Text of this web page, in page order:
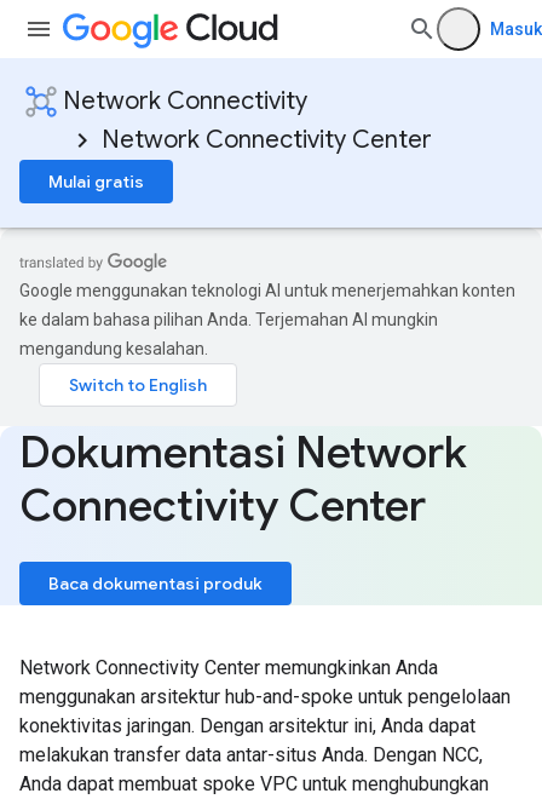
Masuk
Network Connectivity
Network Connectivity Center
Mulai gratis
Google menggunakan teknologi AI untuk menerjemahkan konten
ke dalam bahasa pilihan Anda. Terjemahan AI mungkin
mengandung kesalahan.
Dokumentasi Network
Connectivity Center
Baca dokumentasi produk
Network Connectivity Center memungkinkan Anda
menggunakan arsitektur hub-and-spoke untuk pengelolaan
konektivitas jaringan. Dengan arsitektur ini, Anda dapat
melakukan transfer data antar-situs Anda. Dengan NCC,
Anda dapat membuat spoke VPC untuk menghubungkan